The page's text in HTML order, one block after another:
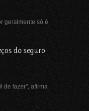
geralmente só é
do seguro
de fazer", afirma